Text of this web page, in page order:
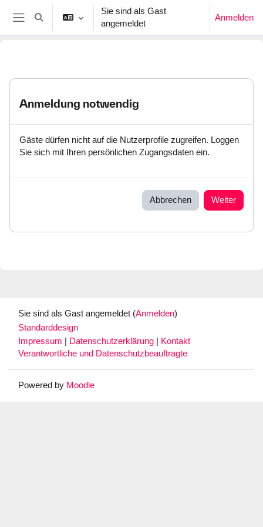
Zum Hauptinhalt
Website-Übersicht
Sucheingabe umschalten
Sie sind als Gast
angemeldet
Anmelden
Anmeldung notwendig
Gäste dürfen nicht auf die Nutzerprofile zugreifen. Loggen
Sie sich mit Ihren persönlichen Zugangsdaten ein.
Abbrechen Weiter
Sie sind als Gast angemeldet (Anmelden)
Standarddesign
Impressum
Datenschutzerklärung
Kontakt
Verantwortliche und Datenschutzbeauftragte
Powered by Moodle